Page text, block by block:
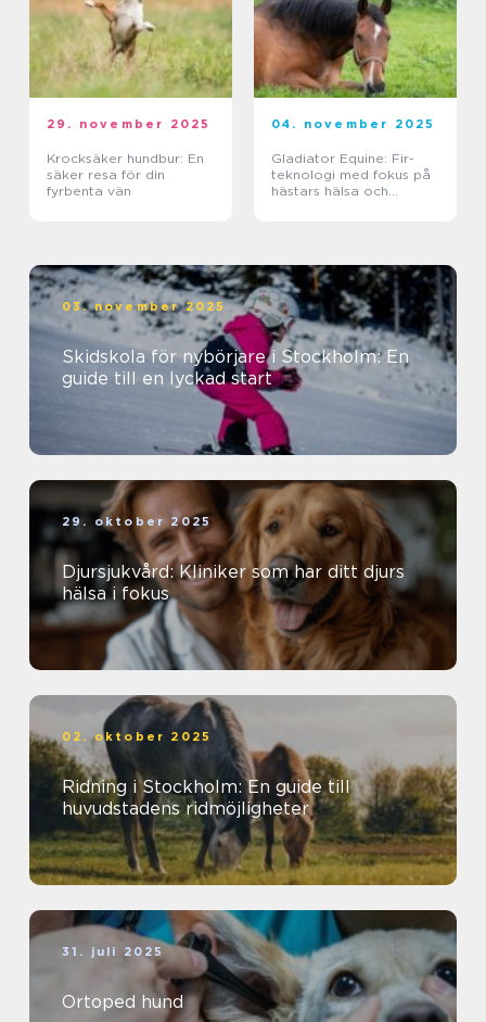
29. november 2025
Krocksäker hundbur: En
säker resa för din
fyrbenta vän
04. november 2025
Gladiator Equine: Fir-
teknologi med fokus på
hästars hälsa och
03. november 2025
Skidskola för nybörjare i Stockholm: En
guide till en lyckad start
29. oktober 2025
Djursjukvård: Kliniker som har ditt djurs
hälsa i fokus
02. oktober 2025
Ridning i Stockholm: En guide till
huvudstadens ridmöjligheter
31. juli 2025
Ortoped hund